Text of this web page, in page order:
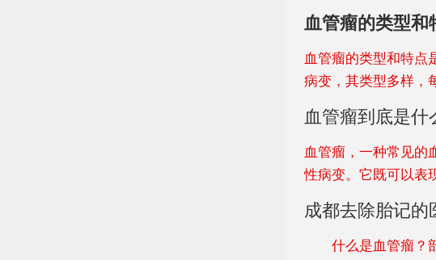
血管瘤的类型和
血管瘤的类型和特点
病变，其类型多样，
血管瘤到底是什
血管瘤，一种常见的
性病变。它既可以表
成都去除胎记的
什么是血管瘤？部